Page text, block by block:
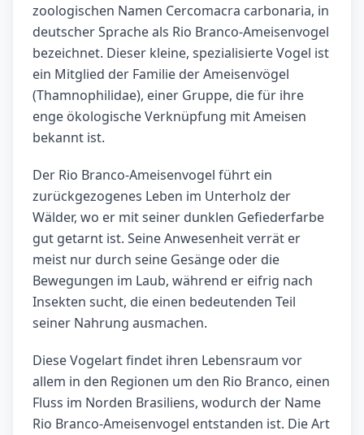
zoologischen Namen Cercomacra carbonaria, in
deutscher Sprache als Rio Branco-Ameisenvogel
bezeichnet. Dieser kleine, spezialisierte Vogel ist
ein Mitglied der Familie der Ameisenvögel
(Thamnophilidae), einer Gruppe, die für ihre
enge ökologische Verknüpfung mit Ameisen
bekannt ist.
Der Rio Branco-Ameisenvogel führt ein
zurückgezogenes Leben im Unterholz der
Wälder, wo er mit seiner dunklen Gefiederfarbe
gut getarnt ist. Seine Anwesenheit verrät er
meist nur durch seine Gesänge oder die
Bewegungen im Laub, während er eifrig nach
Insekten sucht, die einen bedeutenden Teil
seiner Nahrung ausmachen.
Diese Vogelart findet ihren Lebensraum vor
allem in den Regionen um den Rio Branco, einen
Fluss im Norden Brasiliens, wodurch der Name
Rio Branco-Ameisenvogel entstanden ist. Die Art